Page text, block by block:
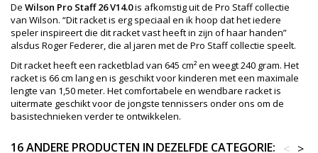
De Wilson Pro Staff 26 V14.0is afkomstig uit de Pro Staff collectie
van Wilson. “Dit racket is erg speciaal en ik hoop dat het iedere
speler inspireert die dit racket vast heeft in zijn of haar handen”
alsdus Roger Federer, die al jaren met de Pro Staff collectie speelt.
Dit racket heeft een racketblad van 645 cm² en weegt 240 gram. Het
racket is 66 cm lang en is geschikt voor kinderen met een maximale
lengte van 1,50 meter. Het comfortabele en wendbare racket is
uitermate geschikt voor de jongste tennissers onder ons om de
basistechnieken verder te ontwikkelen.
16 ANDERE PRODUCTEN IN DEZELFDE CATEGORIE: >
<